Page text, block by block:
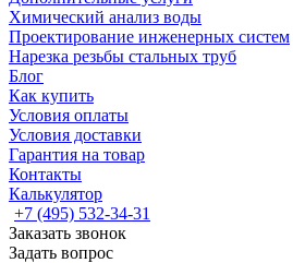
Химический анализ воды
Проектирование инженерных систем
Нарезка резьбы стальных труб
Блог
Как купить
Условия оплаты
Условия доставки
Гарантия на товар
Контакты
Калькулятор
+7 (495) 532‑34‑31
Заказать звонок
Задать вопрос